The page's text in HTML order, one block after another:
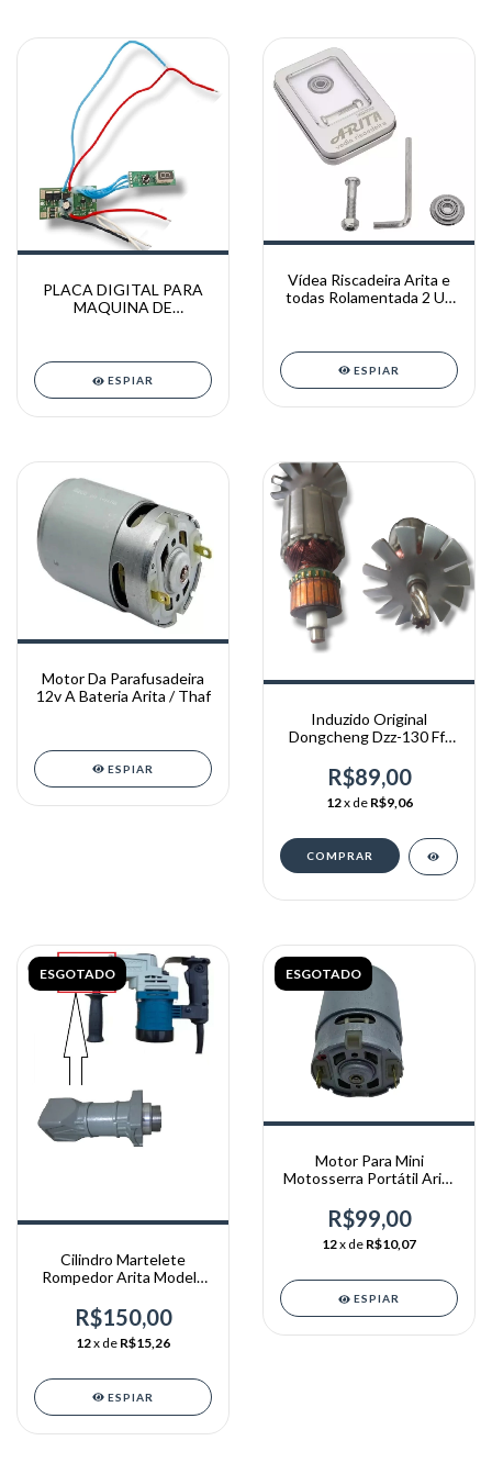
PLACA DIGITAL PARA
MAQUINA DE
ESPIAR
Vídea Riscadeira Arita e
todas Rolamentada 2 Un
ESPIAR
Motor Da Parafusadeira
12v A Bateria Arita / Thaf
ESPIAR
Induzido Original
Dongcheng Dzz-130 Ff-
R$89,00
12x de R$9,06
ESGOTADO
Cilindro Martelete
Rompedor Arita Modelo
R$150,00
12x de R$15,26
ESPIAR
ESGOTADO
Motor Para Mini
Motosserra Portátil Arita
R$99,00
12x de R$10,07
ESPIAR